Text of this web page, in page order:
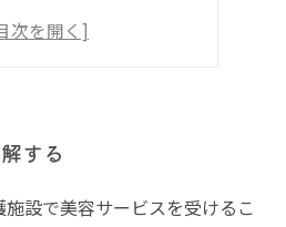
金体系と支払い方法
する
設で美容サービスを受けるこ